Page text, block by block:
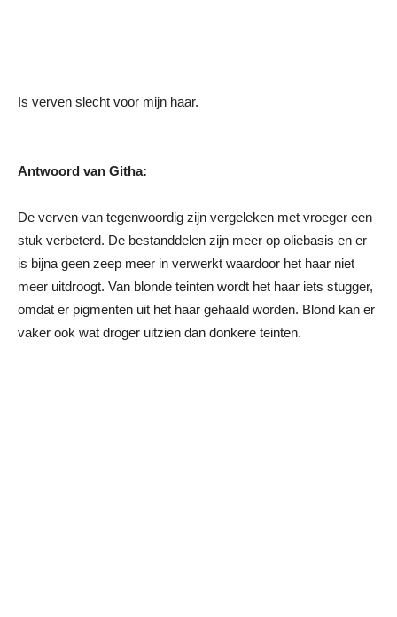
Is verven slecht voor mijn haar.
Antwoord van Githa:
De verven van tegenwoordig zijn vergeleken met vroeger een
stuk verbeterd. De bestanddelen zijn meer op oliebasis en er
is bijna geen zeep meer in verwerkt waardoor het haar niet
meer uitdroogt. Van blonde teinten wordt het haar iets stugger,
omdat er pigmenten uit het haar gehaald worden. Blond kan er
vaker ook wat droger uitzien dan donkere teinten.